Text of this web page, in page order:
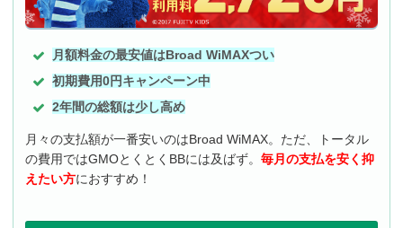
月額料金の最安値はBroad WiMAXつい
初期費用0円キャンペーン中
2年間の総額は少し高め
月々の支払額が一番安いのはBroad WiMAX。ただ、トータル
の費用ではGMOとくとくBBには及ばず。 毎月の支払を安く抑
えたい方におすすめ！